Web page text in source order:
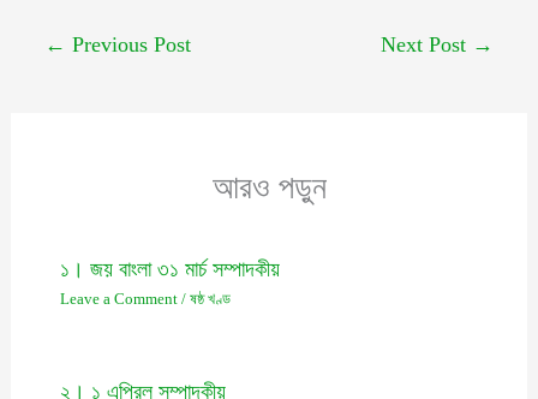
← Previous Post Next Post →
আরও পড়ুন
১। জয় বাংলা ৩১ মার্চ সম্পাদকীয়
Leave a Comment / ষষ্ঠ খণ্ড
২। ১ এপ্রিল সম্পাদকীয়